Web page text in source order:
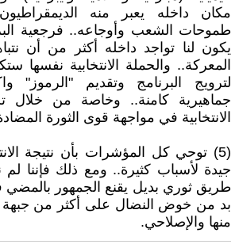
مكان داخله يعبر منه
طموحات الشعب وأوجاعه.. فرجعية
يكون لنا تواجد داخله أكثر من أن
المعركة.. والحملة الانتخابية نفسها
لترويج البرنامج وتقديم "الرموز"
جماهيرية كامنة.. وخاصة من خلال
الانتخابية في مواجهة قوى الثورة
(5) توحي كل المؤشرات بأن نتيجة
جيدة لأسباب كثيرة.. ومع ذلك فإننا
طريق ثوري بديل يقنع الجمهور بالمضي
بد من خوض النضال على أكثر من جبهة
منها والإصلاحي.